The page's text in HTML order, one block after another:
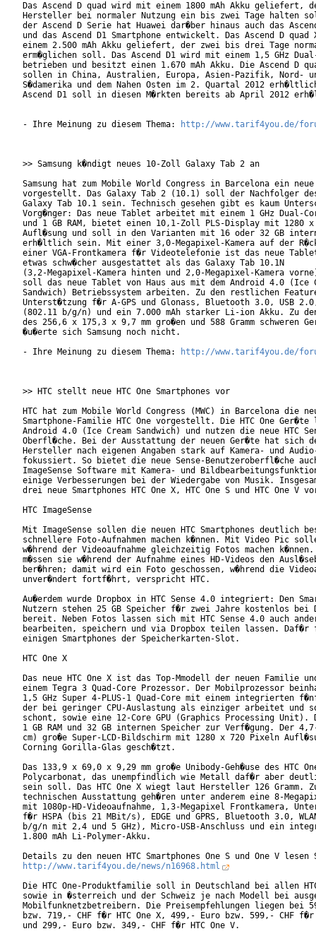
Das Ascend D quad wird mit einem 1800 mAh Akku geliefert,
Hersteller bei normaler Nutzung ein bis zwei Tage halten
der Ascend D Serie hat Huawei dar�ber hinaus auch das
und das Ascend D1 Smartphone entwickelt. Das Ascend D
einem 2.500 mAh Akku geliefert, der zwei bis drei Tage
erm�glichen soll. Das Ascend D1 wird mit einem 1,5 GHz Dual-
betrieben und besitzt einen 1.670 mAh Akku. Die Ascend D
sollen in China, Australien, Europa, Asien-Pazifik, Nord-
S�damerika und dem Nahen Osten im 2. Quartal 2012
Ascend D1 soll in diesen M�rkten bereits ab April 2012
- Ihre Meinung zu diesem Thema: http://www.tarif4you.de/
>> Samsung k�ndigt neues 10-Zoll Galaxy Tab 2 an
Samsung hat zum Mobile World Congress in Barcelona ein
vorgestellt. Das Galaxy Tab 2 (10.1) soll der Nachfolger
Galaxy Tab 10.1 sein. Technisch gesehen gibt es kaum
Vorg�nger: Das neue Tablet arbeitet mit einem 1 GHz Dual-
und 1 GB RAM, bietet einen 10,1-Zoll PLS-Display mit 1280
Aufl�sung und soll in den Varianten mit 16 oder 32 GB
erh�ltlich sein. Mit einer 3,0-Megapixel-Kamera auf der
einer VGA-Frontkamera f�r Videotelefonie ist das neue
etwas schw�cher ausgestattet als das Galaxy Tab 10.1N
(3,2-Megapixel-Kamera hinten und 2,0-Megapixel-Kamera
soll das neue Tablet von Haus aus mit dem Android 4.0 (Ice
Sandwich) Betriebssystem arbeiten. Zu den restlichen
Unterst�tzung f�r A-GPS und Glonass, Bluetooth 3.0, USB 2.0,
(802.11 b/g/n) und ein 7.000 mAh starker Li-ion Akku. Zu
des 256,6 x 175,3 x 9,7 mm gro�en und 588 Gramm schweren
�u�erte sich Samsung noch nicht.
- Ihre Meinung zu diesem Thema:
http://www.tarif4you.de/
>> HTC stellt neue HTC One Smartphones vor
HTC hat zum Mobile World Congress (MWC) in Barcelona die
Smartphone-Familie HTC One vorgestellt. Die HTC One
Android 4.0 (Ice Cream Sandwich) und nutzen die neue HTC
Oberfl�che. Bei der Ausstattung der neuen Ger�te hat sich
Hersteller nach eigenen Angaben stark auf Kamera- und
fokussiert. So bietet die neue Sense-Benutzeroberfl�che auch
ImageSense Software mit Kamera- und
einige Verbesserungen bei der Wiedergabe von Musik.
drei neue Smartphones HTC One X, HTC One S und HTC One V
HTC ImageSense
Mit ImageSense sollen die neuen HTC Smartphones deutlich
schnellere Foto-Aufnahmen machen k�nnen. Mit Video Pic
w�hrend der Videoaufnahme gleichzeitig Fotos machen
m�ssen sie w�hrend der Aufnahme eines HD-Videos den
ber�hren; damit wird ein Foto geschossen, w�hrend die
unver�ndert fortf�hrt, verspricht HTC.
Au�erdem wurde Dropbox in HTC Sense 4.0 integriert: Den
Nutzern stehen 25 GB Speicher f�r zwei Jahre kostenlos bei
bereit. Neben Fotos lassen sich mit HTC Sense 4.0 auch
bearbeiten, speichern und via Dropbox teilen lassen.
einigen Smartphones der Speicherkarten-Slot.
HTC One X
Das neue HTC One X ist das Top-Mmodell der neuen Familie
einem Tegra 3 Quad-Core Prozessor. Der Mobilprozessor
1,5 GHz Super 4-PLUS-1 Quad-Core mit einem integrierten
der bei geringer CPU-Auslastung als einziger arbeitet und
schont, sowie eine 12-Core GPU (Graphics Processing Unit).
1 GB RAM und 32 GB internen Speicher zur Verf�gung. Der
cm) gro�e Super-LCD-Bildschirm mit 1280 x 720 Pixeln
Corning Gorilla-Glas gesch�tzt.
Das 133,9 x 69,0 x 9,29 mm gro�e Unibody-Geh�use des HTC
Polycarbonat, das unempfindlich wie Metall daf�r aber
sein soll. Das HTC One X wiegt laut Hersteller 126 Gramm.
technischen Ausstattung geh�ren unter anderem eine 8-
mit 1080p-HD-Videoaufnahme, 1,3-Megapixel Frontkamera,
f�r HSPA (bis 21 MBit/s), EDGE und GPRS, Bluetooth 3.0,
b/g/n mit 2,4 und 5 GHz), Micro-USB-Anschluss und ein
1.800 mAh Li-Polymer-Akku.
http://www.tarif4you.de/news/n16968.html
Die HTC One-Produktfamilie soll in Deutschland bei allen
sowie in �sterreich und der Schweiz je nach Modell bei
Mobilfunknetzbetreibern. Die Preisempfehlungen liegen bei
bzw. 719,- CHF f�r HTC One X, 499,- Euro bzw. 599,- CHF f�r
und 299,- Euro bzw. 349,- CHF f�r HTC One V.